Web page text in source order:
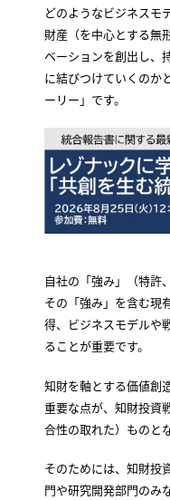
どのようなビジネスモ
財産（を中心とする無
ベーションを創出し、
に結びつけていくのか
ーリー」です。
自社の「強み」（特許
その「強み」を含む現
得、ビジネスモデルや
ることが重要です。
知財を軸とする価値創
重要な点が、知財投資
合性の取れた）ものと
そのためには、知財投
門や研究開発部門のみ